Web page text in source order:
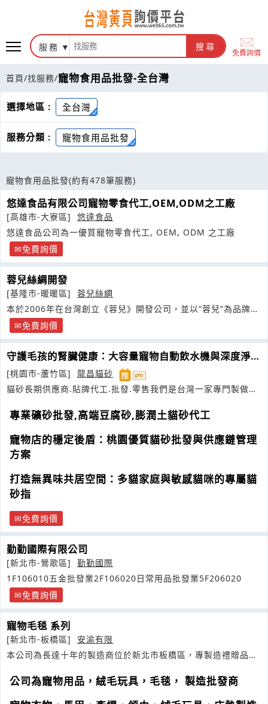
服務 搜尋
免費詢價
首頁/找服務/寵物食用品批發-全台灣
選擇地區 : 全台灣
服務分類 : 寵物食用品批發
寵物食用品批發(約有478筆服務)
悠達食品有限公司寵物零食代工,OEM,ODM之工廠
[高雄市-大寮區]
悠達食品
悠達食品公司為一優質寵物零食代工, OEM, ODM 之工廠
免費詢價
蓉兒絲綢開發
[基隆市-暖暖區]
蓉兒絲綢
本於2006年在台灣創立《蓉兒》開發公司，並以”蓉兒”為品牌進
軍市場免費詢價
守護毛孩的腎臟健康：大容量寵物自動飲水機與深度淨化
系統
[桃園市-蘆竹區]
龍昌貓砂
貓砂長期供應商.貼牌代工.批發.零售我們是台灣一家專門製做中
專業礦砂批發,高端豆腐砂,膨潤土貓砂代工
寵物店的穩定後盾：桃園優質貓砂批發與供應鏈管理
方案
打造無異味共居空間：多貓家庭與敏感貓咪的專屬貓
砂指
免費詢價
勤勤國際有限公司
[新北市-鶯歌區]
勤勤國際
1F106010五金批發業2F106020日常用品批發業5F206020
免費詢價
寵物毛毯 系列
[新北市-板橋區]
安渝有限
本公司為長達十年的製造商位於新北市板橋區，專製造禮贈品、
公司為寵物用品，絨毛玩具，毛毯， 製造批發商